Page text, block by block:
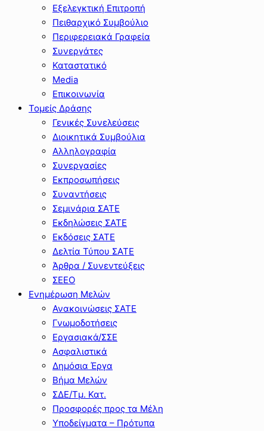
Εξελεγκτική Επιτροπή
Πειθαρχικό Συμβούλιο
Περιφερειακά Γραφεία
Συνεργάτες
Καταστατικό
Media
Επικοινωνία
Τομείς Δράσης
Γενικές Συνελεύσεις
Διοικητικά Συμβούλια
Αλληλογραφία
Συνεργασίες
Εκπροσωπήσεις
Συναντήσεις
Σεμινάρια ΣΑΤΕ
Εκδηλώσεις ΣΑΤΕ
Εκδόσεις ΣΑΤΕ
Δελτία Τύπου ΣΑΤΕ
Άρθρα / Συνεντεύξεις
ΣΕΕΟ
Ενημέρωση Μελών
Ανακοινώσεις ΣΑΤΕ
Γνωμοδοτήσεις
Εργασιακά/ΣΣΕ
Ασφαλιστικά
Δημόσια Έργα
Βήμα Μελών
ΣΔΕ/Τμ. Κατ.
Προσφορές προς τα Μέλη
Υποδείγματα – Πρότυπα